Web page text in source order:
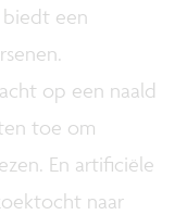
een
op een naald
toe om
En artificiële
naar